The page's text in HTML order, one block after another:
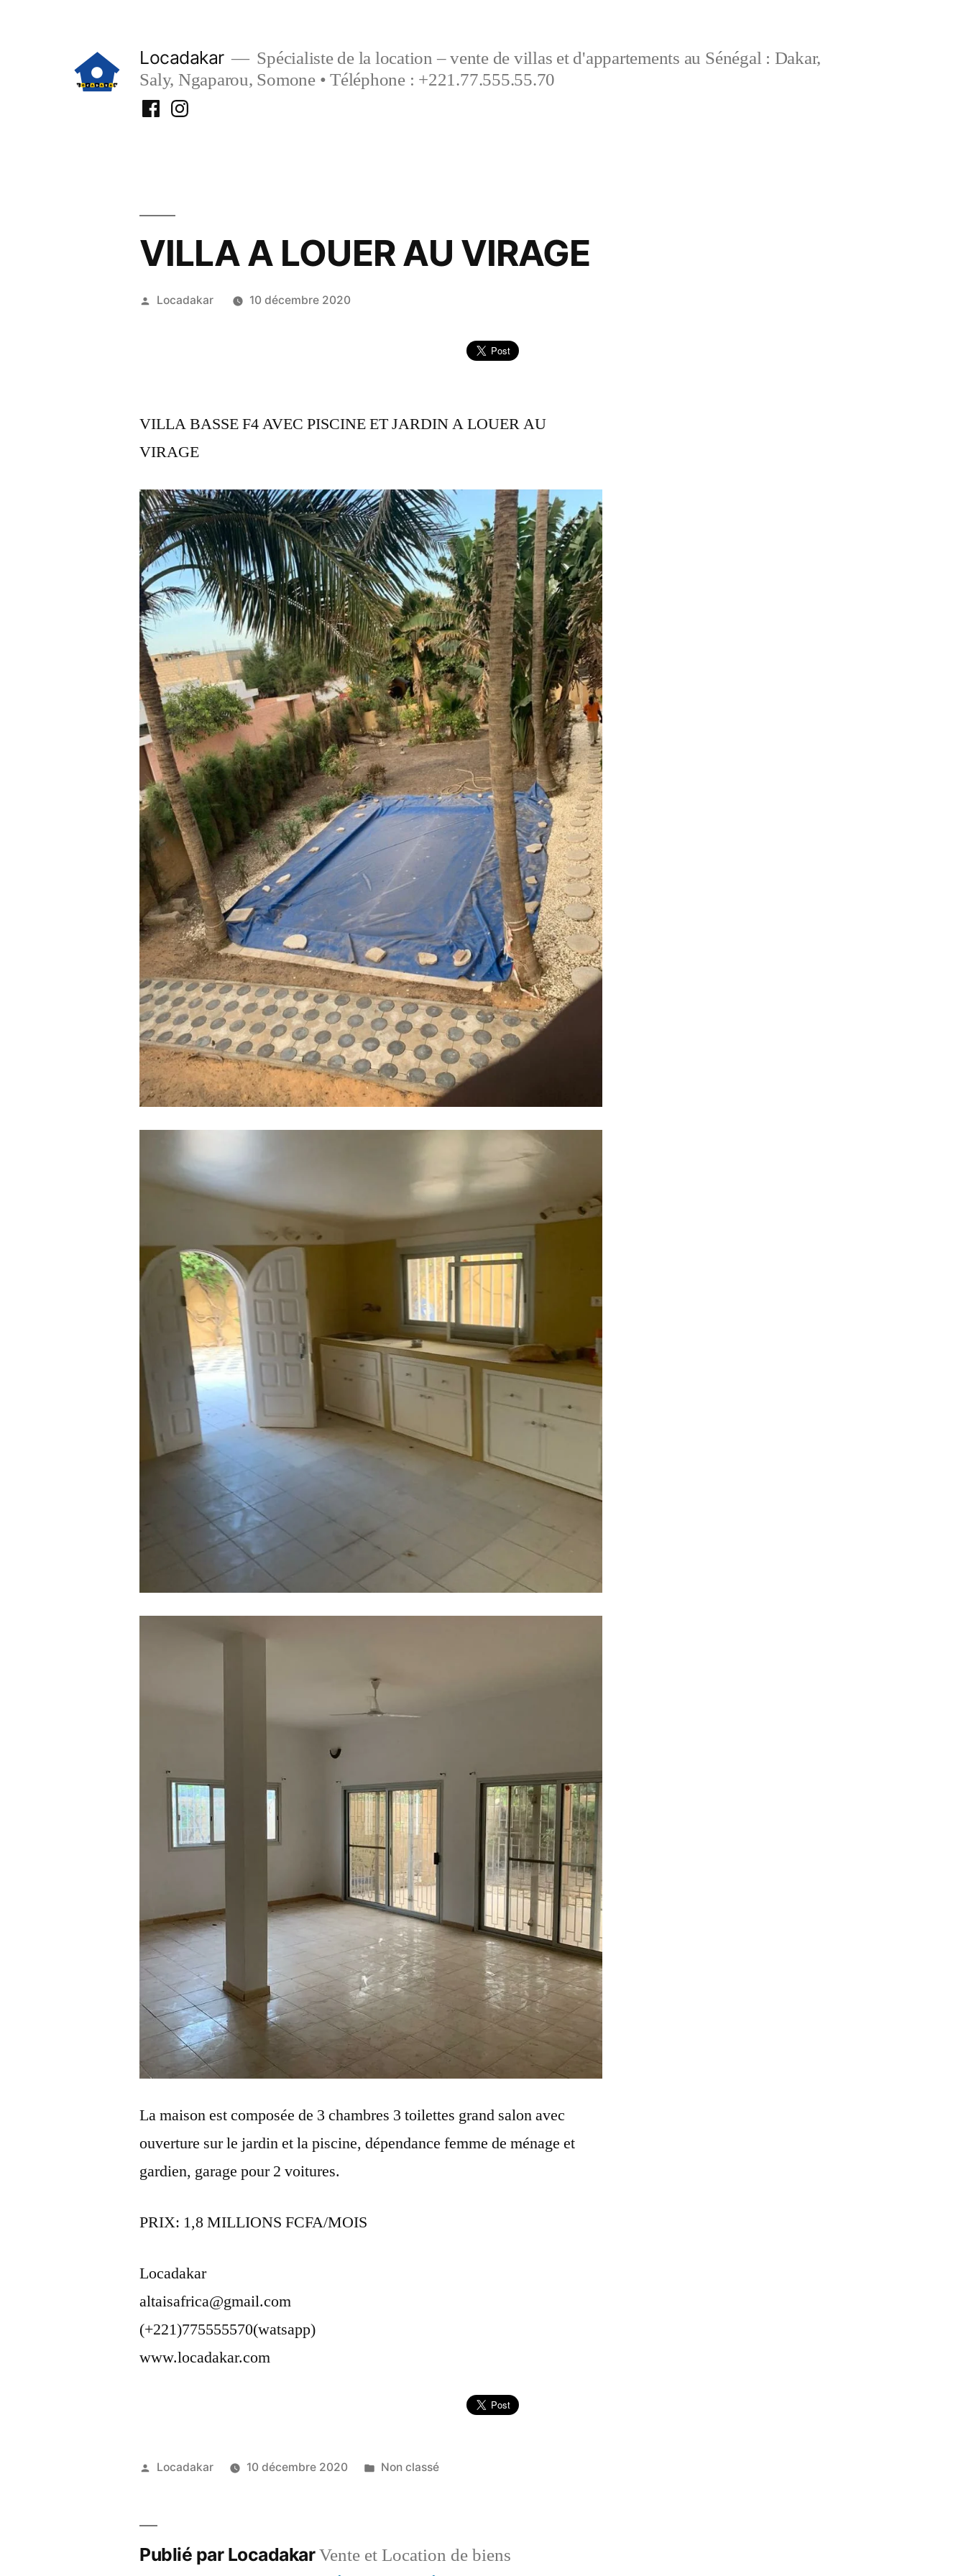
Locadakar
Spécialiste de la location – vente de villas et d'appartements au Sénégal : Dakar,
Saly, Ngaparou, Somone • Téléphone : +221.77.555.55.70
FacebookInstagram
VILLA A LOUER AU VIRAGE
Publié
Locadakar 10 décembre 2020
VILLA BASSE F4 AVEC PISCINE ET JARDIN A LOUER AU
VIRAGE
La maison est composée de 3 chambres 3 toilettes grand salon avec
ouverture sur le jardin et la piscine, dépendance femme de ménage et
gardien, garage pour 2 voitures.
PRIX: 1,8 MILLIONS FCFA/MOIS
Locadakar
altaisafrica@gmail.com
(+221)775555570(watsapp)
www.locadakar.com
Publié
Locadakar 10 décembre 2020
Publié
Non classé
Publié par LocadakarVente et Location de biens